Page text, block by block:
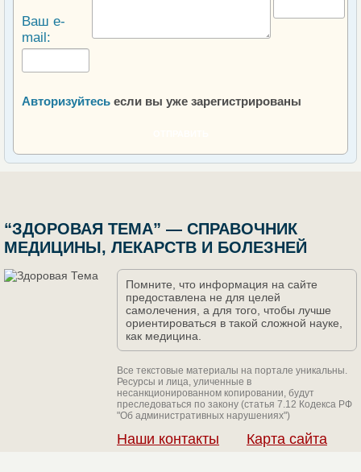
Ваш e-
mail:
Авторизуйтесь если вы уже зарегистрированы
“ЗДОРОВАЯ ТЕМА” — СПРАВОЧНИК
МЕДИЦИНЫ, ЛЕКАРСТВ И БОЛЕЗНЕЙ
Помните, что информация на сайте
предоставлена не для целей
самолечения, а для того, чтобы лучше
ориентироваться в такой сложной науке,
как медицина.
Все текстовые материалы на портале уникальны.
Ресурсы и лица, уличенные в
несанкционированном копировании, будут
преследоваться по закону (статья 7.12 Кодекса РФ
"Об административных нарушениях")
Наши контакты Карта сайта